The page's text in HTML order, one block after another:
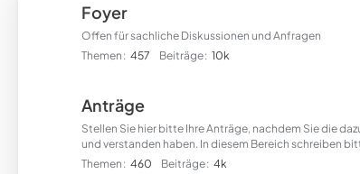
Foyer
Offen für sachliche Diskussionen und Anfragen
Themen
457 Beiträge 10k
Anträge
Stellen Sie hier bitte Ihre Anträge, nachdem Sie die
und verstanden haben. In diesem Bereich schreiben
Themen
460 Beiträge 4k